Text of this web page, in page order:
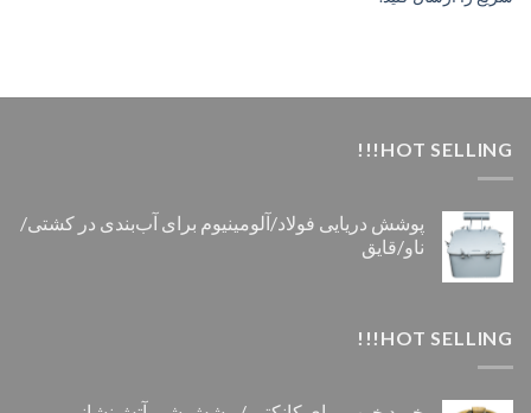
HOT SELLING!!!
پوشش دریایی فولاد/آلومینیوم برای آب‌بندی در کشتی/
ناو/قایق
HOT SELLING!!!